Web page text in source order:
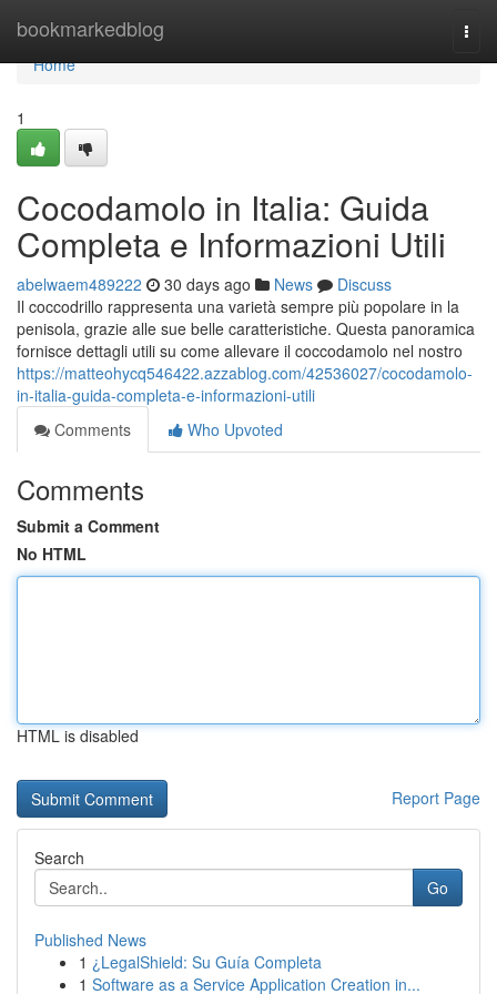
bookmarkedblog
Home
Home
1
Cocodamolo in Italia: Guida
Completa e Informazioni Utili
abelwaem489222 30 days ago News
Discuss
Il coccodrillo rappresenta una varietà sempre più popolare in la
penisola, grazie alle sue belle caratteristiche. Questa panoramica
fornisce dettagli utili su come allevare il coccodamolo nel nostro
https://matteohycq546422.azzablog.com/42536027/cocodamolo-
in-italia-guida-completa-e-informazioni-utili
Comments
Who Upvoted
Comments
Submit a Comment
No HTML
HTML is disabled
Report Page
Search
Go
Published News
1 ¿LegalShield: Su Guía Completa
1 Software as a Service Application Creation in...